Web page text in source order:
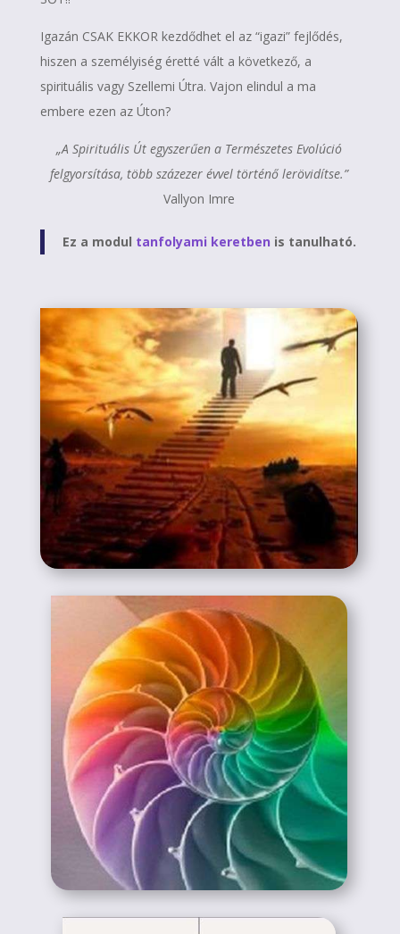
Igazán CSAK EKKOR kezdődhet el az “igazi” fejlődés,
hiszen a személyiség éretté vált a következő, a
spirituális vagy Szellemi Útra. Vajon elindul a ma
embere ezen az Úton?
„A Spirituális Út egyszerűen a Természetes Evolúció
felgyorsítása, több százezer évvel történő lerövidítse.”
Vallyon Imre
Ez a modul tanfolyami keretben is tanulható.